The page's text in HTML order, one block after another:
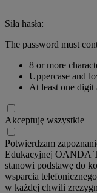
Siła hasła:
The password must
8 or more
Uppercase and
At least one digit
Akceptuję wszystkie
Potwierdzam
Edukacyjnej OANDA
stanowi podstawę do
wsparcia
w każdej chwili